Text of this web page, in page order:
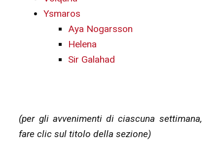
Ysmaros
Aya Nogarsson
Helena
Sir Galahad
(per gli avvenimenti di ciascuna settimana,
fare clic sul titolo della sezione)